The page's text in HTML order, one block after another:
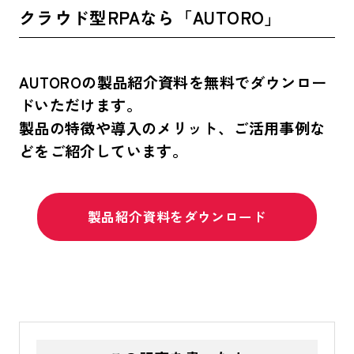
クラウド型RPAなら「AUTORO」
AUTOROの製品紹介資料を無料でダウンロー
ドいただけます。
製品の特徴や導入のメリット、ご活用事例な
どをご紹介しています。
製品紹介資料をダウンロード